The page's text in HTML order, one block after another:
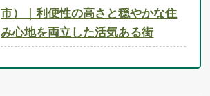
市）｜利便性の高さと穏やかな住
み心地を両立した活気ある街